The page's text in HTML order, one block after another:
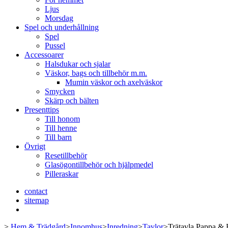
Ljus
Morsdag
Spel och underhållning
Spel
Pussel
Accessoarer
Halsdukar och sjalar
Väskor, bags och tillbehör m.m.
Mumin väskor och axelväskor
Smycken
Skärp och bälten
Presenttips
Till honom
Till henne
Till barn
Övrigt
Resetillbehör
Glasögontillbehör och hjälpmedel
Pilleraskar
contact
sitemap